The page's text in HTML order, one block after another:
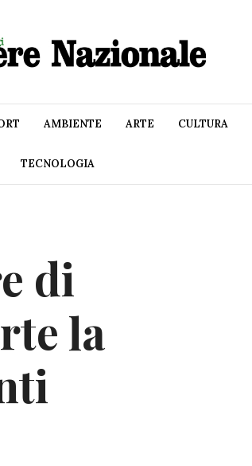
AMBIENTE ARTE CULTURA
TECNOLOGIA
di
la